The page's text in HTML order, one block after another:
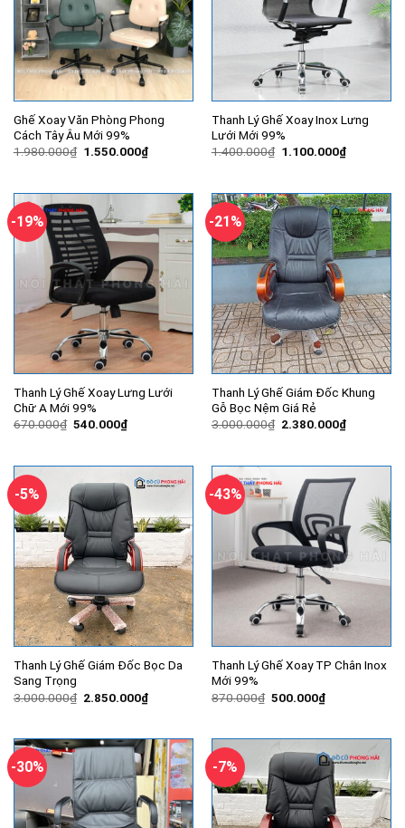
Ghế Xoay Văn Phòng Phong
Cách Tây Âu Mới 99%
1.980.000₫ Giá
1.550.000₫Giá
hiện
1.550.000₫.
Thanh Lý Ghế Xoay Inox Lưng
Lưới Mới 99%
1.400.000₫ Giá
1.100.000₫Giá
hiện
-19%
Thanh Lý Ghế Xoay Lưng Lưới
Chữ A Mới 99%
670.000₫ Giá
540.000₫Giá
hiện
540.000₫.
-21%
Thanh Lý Ghế Giám Đốc Khung
Gỗ Bọc Nệm Giá Rẻ
3.000.000₫ Giá
2.380.000₫Giá
hiện
-5%
Thanh Lý Ghế Giám Đốc Bọc Da
Sang Trọng
3.000.000₫ Giá
2.850.000₫Giá
hiện
2.850.000₫.
-43%
Thanh Lý Ghế Xoay TP Chân Inox
Mới 99%
870.000₫ Giá
500.000₫Giá
hiện
500.000₫.
-30% -7%